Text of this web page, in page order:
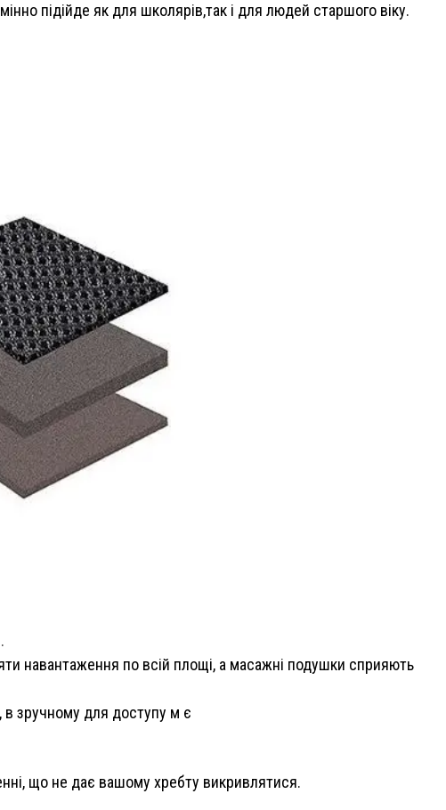
підійде як для школярів,так і для людей старшого віку.
навантаження по всій площі, а масажні подушки сприяють
зручному для доступу м є
що не дає вашому хребту викривлятися.